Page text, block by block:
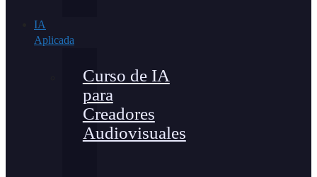
IA
Aplicada
Curso de IA
para
Creadores
Audiovisuales